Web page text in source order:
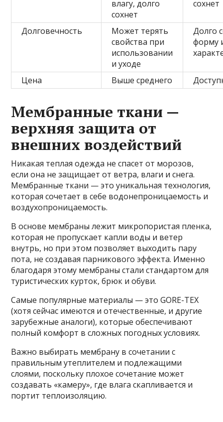
влагу, долго
сохнет
сохнет
Долговечность
Может терять
свойства при
использовании
и уходе
Долго
форму
Цена Выше среднего
Мембранные ткани —
верхняя защита от
внешних воздействий
Никакая теплая одежда не спасет от морозов,
если она не защищает от ветра, влаги и снега.
Мембранные ткани — это уникальная технология,
которая сочетает в себе водонепроницаемость и
воздухопроницаемость.
В основе мембраны лежит микропористая пленка,
которая не пропускает капли воды и ветер
внутрь, но при этом позволяет выходить пару
пота, не создавая парникового эффекта. Именно
благодаря этому мембраны стали стандартом для
туристических курток, брюк и обуви.
Самые популярные материалы — это GORE-TEX
(хотя сейчас имеются и отечественные, и другие
зарубежные аналоги), которые обеспечивают
полный комфорт в сложных погодных условиях.
Важно выбирать мембрану в сочетании с
правильным утеплителем и подлежащими
слоями, поскольку плохое сочетание может
создавать «камеру», где влага скапливается и
портит теплоизоляцию.